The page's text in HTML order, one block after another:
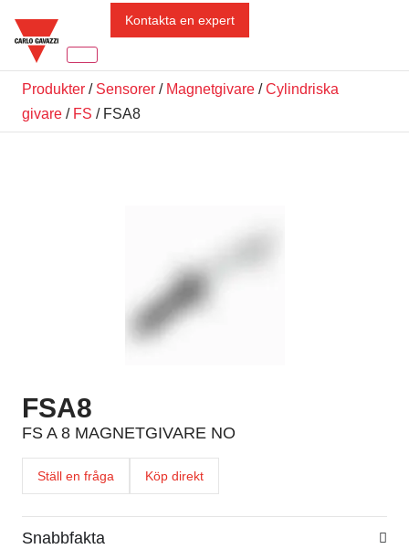
Kontakta en expert
Produkter / Sensorer / Magnetgivare /Cylindriska
givare / FS / FSA8
FSA8
FS A 8 MAGNETGIVARE NO
Ställ en fråga Köp direkt
Snabbfakta